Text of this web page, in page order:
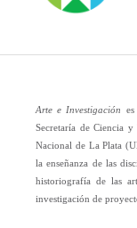
Arte e Investigación
Secretaría de Ciencia
Nacional de La Plata
la enseñanza de las
historiografía de las
investigación de